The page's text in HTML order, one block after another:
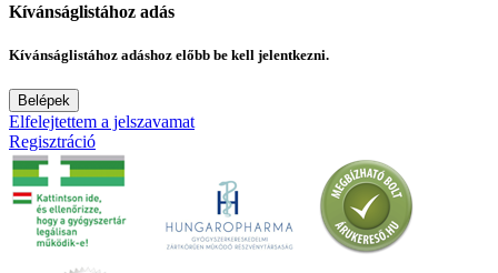
Kívánságlistához adás
Kívánságlistához adáshoz előbb be kell jelentkezni.
Belépek
Elfelejtettem a jelszavamat
Regisztráció